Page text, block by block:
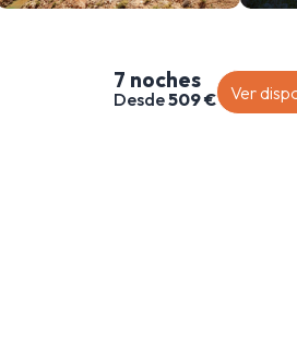
7 noches
Desde509 € Ver